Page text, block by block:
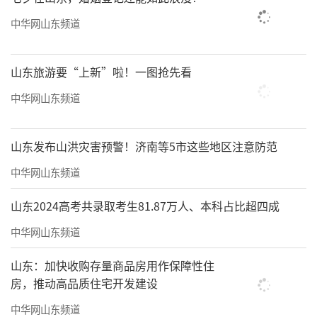
中华网山东频道
山东旅游要“上新”啦！一图抢先看
中华网山东频道
山东发布山洪灾害预警！济南等5市这些地区注意防范
中华网山东频道
山东2024高考共录取考生81.87万人、本科占比超四成
中华网山东频道
山东：加快收购存量商品房用作保障性住
房，推动高品质住宅开发建设
中华网山东频道